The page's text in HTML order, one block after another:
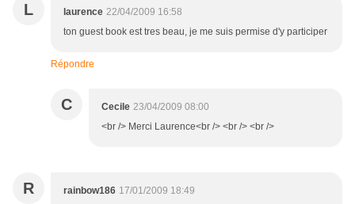
L laurence 22/04/2009 16:58
ton guest book est tres beau, je me suis permise d'y participer
Répondre
C Cecile 23/04/2009 08:00
<br /> Merci Laurence<br /> <br /> <br />
R rainbow186 17/01/2009 18:49